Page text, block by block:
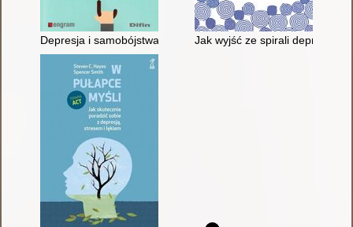
Depresja i samobójstwa dzieci i młodzieży : żyć, nie umierać
Jak wyjść ze spirali depresji :